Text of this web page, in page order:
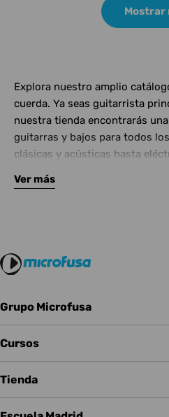
Mostrar
Explora nuestro amplio
cuerda. Ya seas guitarrista
nuestra tienda encontrarás
guitarras y bajos para todos
clásicas y acústicas hasta
Complementa tu instrumento
Ver más
Grupo Microfusa
Cursos
Tienda